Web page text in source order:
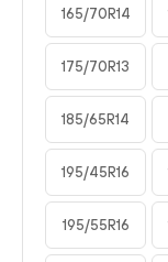
165/70R14
175/70R13
185/65R14
195/45R16
195/55R16